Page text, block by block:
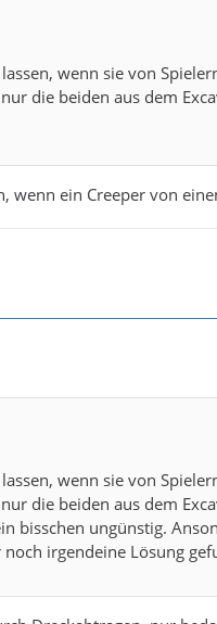
wenn sie von
die beiden aus dem
wenn ein Creeper von
wenn sie von
die beiden aus dem
bisschen ungünstig.
irgendeine Lösung